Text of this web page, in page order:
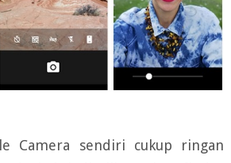
Camera sendiri cukup ringan